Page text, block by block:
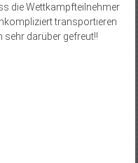
die Wettkampfteilnehmer
transportieren
sehr darüber gefreut!!